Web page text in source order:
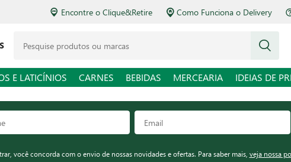
Encontre o Clique&Retire Como Funciona o Delivery
E LATICÍNIOS CARNES BEBIDAS MERCEARIA IDEIAS DE
você concorda com o envio de nossas novidades e ofertas. Para saber mais, veja nossa